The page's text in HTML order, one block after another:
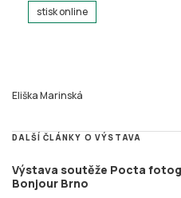
stisk online
Eliška Marinská
DALŠÍ ČLÁNKY O VÝSTAVA
Výstava soutěže Pocta
Bonjour Brno